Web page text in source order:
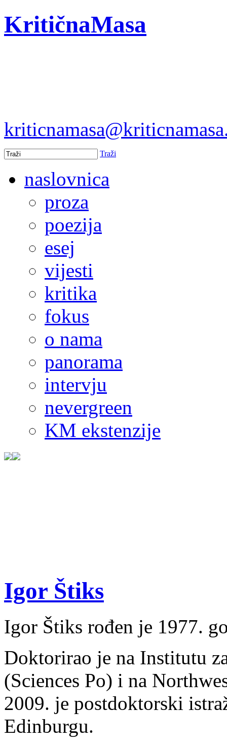
KritičnaMasa
Traži
naslovnica
proza
poezija
esej
vijesti
kritika
fokus
o nama
panorama
intervju
nevergreen
KM ekstenzije
Igor Štiks
Igor Štiks rođen je 1977.
Doktorirao je na Institutu
(Sciences Po) i na
2009. je postdoktorski
Edinburgu.